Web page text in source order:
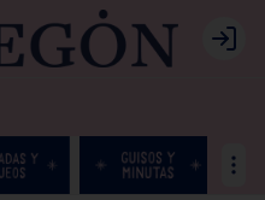
Login